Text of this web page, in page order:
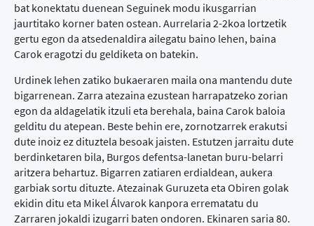
bat konektatu duenean Seguinek modu ikusgarrian
jaurtitako korner baten ostean. Aurrelaria 2-2koa lortzetik
gertu egon da atsedenaldira ailegatu baino lehen, baina
Carok eragotzi du geldiketa on batekin.
Urdinek lehen zatiko bukaeraren maila ona mantendu dute
bigarrenean. Zarra atezaina ezustean harrapatzeko zorian
egon da aldagelatik itzuli eta berehala, baina Carok baloia
gelditu du atepean. Beste behin ere, zornotzarrek erakutsi
dute inoiz ez dituztela besoak jaisten. Estutzen jarraitu dute
berdinketaren bila, Burgos defentsa-lanetan buru-belarri
aritzera behartuz. Bigarren zatiaren erdialdean, aukera
garbiak sortu dituzte. Atezainak Guruzeta eta Obiren golak
ekidin ditu eta Mikel Álvarok kanpora errematatu du
Zarraren jokaldi izugarri baten ondoren. Ekinaren saria 80.